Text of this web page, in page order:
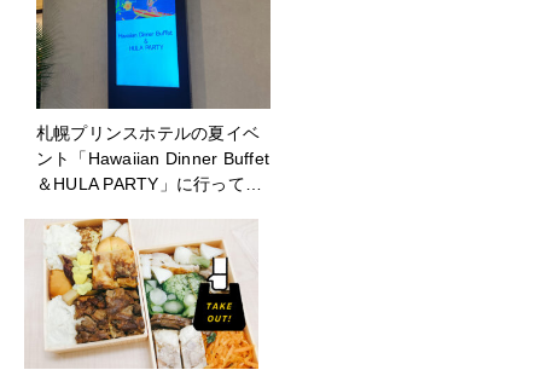
札幌プリンスホテルの夏イベ
ント「Hawaiian Dinner Buffet
＆HULA PARTY」に行って…